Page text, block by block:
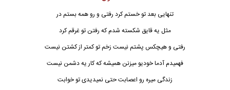
تنهایی بعد تو خستم کرد رفتی و رو همه بستم در
مثل یه قایق شکسته شدم که رفتن تو غرقم کرد
رفتی و هیچکس پشتم نیست زخم تو کمتر از کشتن نیست
فهمیدم آدما خودیو میزنن همیشه که کار یه دشمن نیست
زندگی میره رو اعصابت حتی نمیدیدی تو خوابت